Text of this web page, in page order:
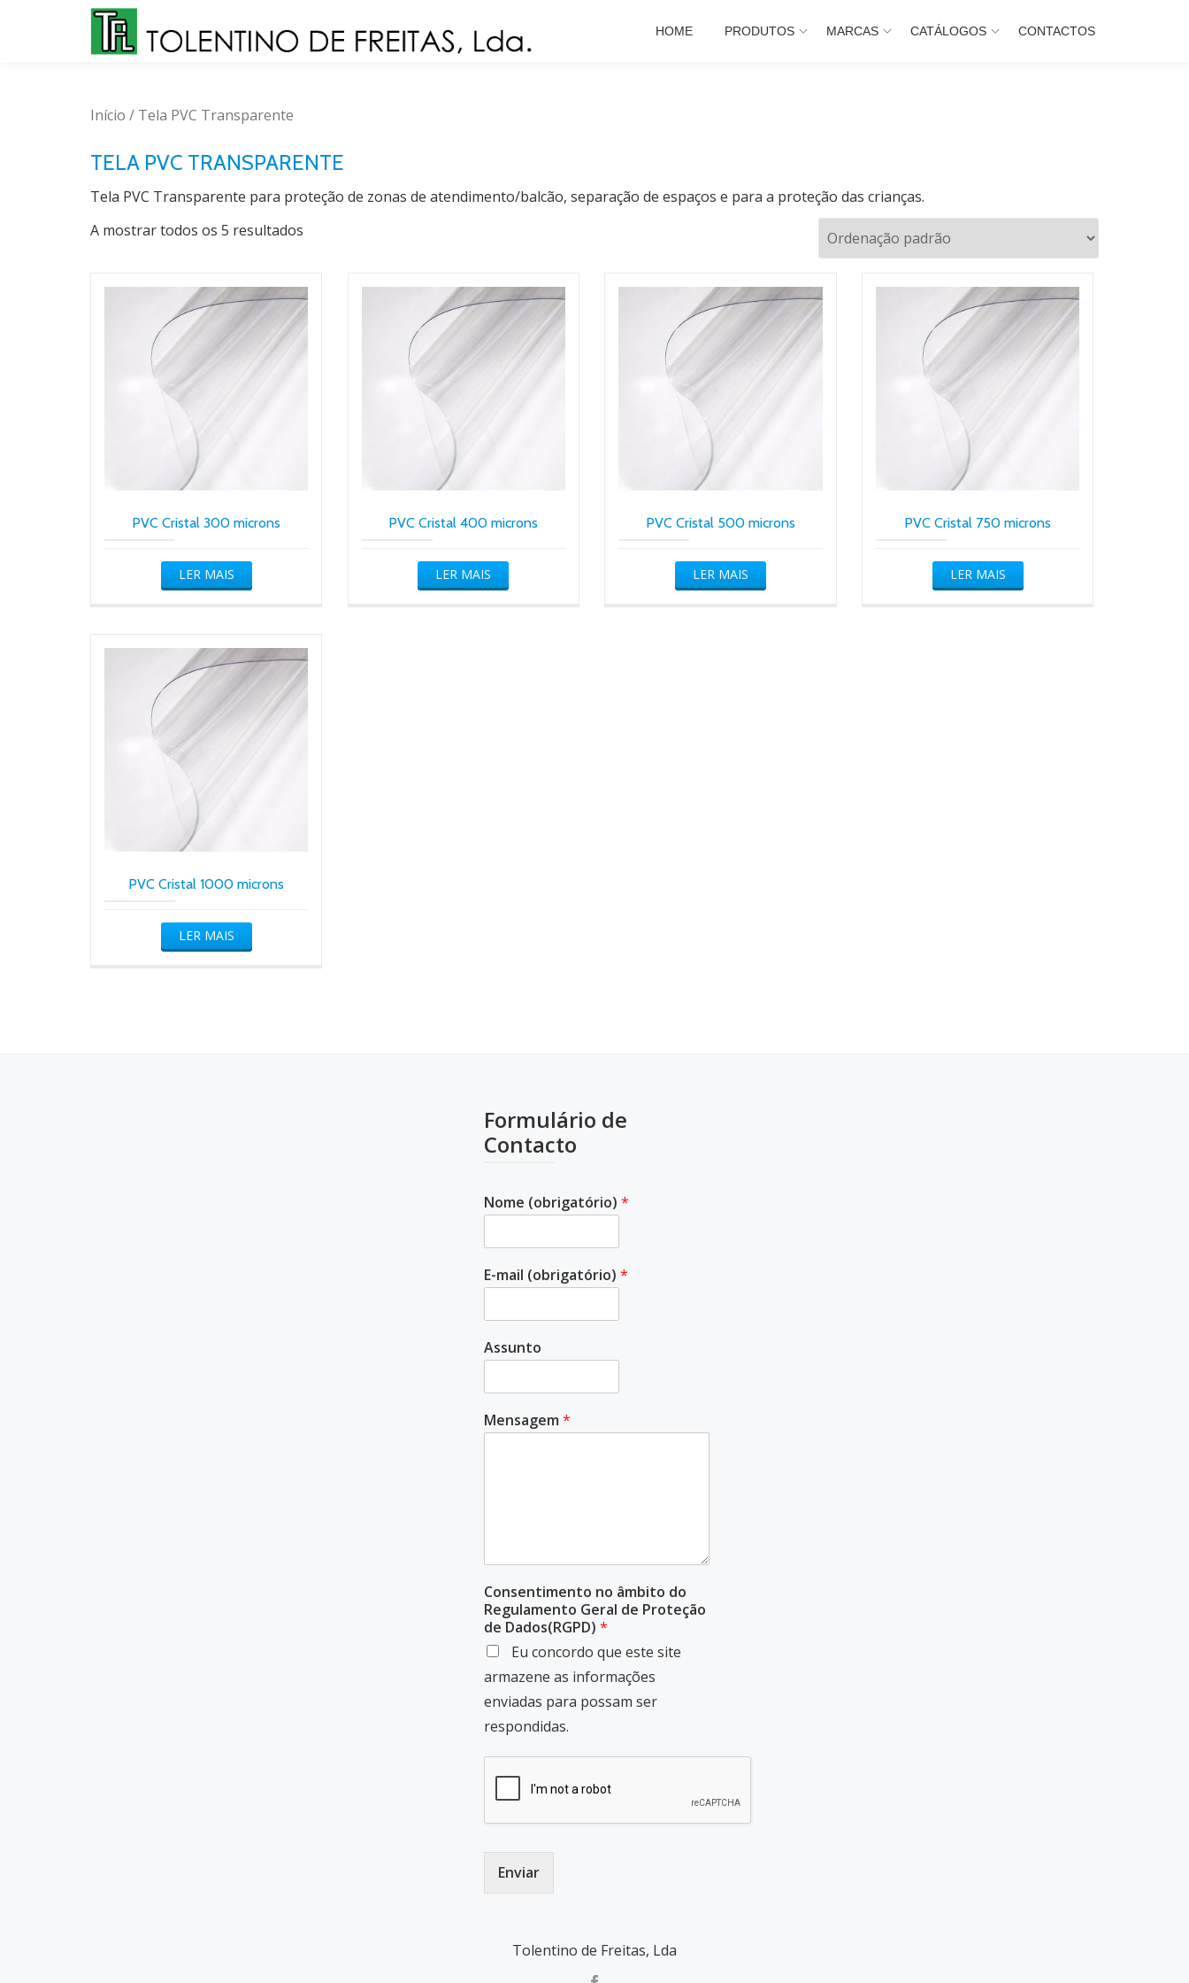
HOME PRODUTOS MARCAS CATÁLOGOS CONTACTOS
Início / Tela PVC Transparente
TELA PVC TRANSPARENTE
Tela PVC Transparente para proteção de zonas de atendimento/balcão, separação de espaços e para a proteção das crianças.
A mostrar todos os 5 resultados
PVC Cristal 300 microns
LER MAIS
PVC Cristal 400 microns
LER MAIS
PVC Cristal 500 microns
LER MAIS
PVC Cristal 750 microns
LER MAIS
PVC Cristal 1000 microns
LER MAIS
Formulário de
Contacto
Nome (obrigatório) *
E-mail (obrigatório) *
Assunto
Mensagem *
Consentimento no âmbito do
Regulamento Geral de Proteção
de Dados(RGPD) *
Eu concordo que este site
armazene as informações
enviadas para possam ser
respondidas.
Enviar
Tolentino de Freitas, Lda